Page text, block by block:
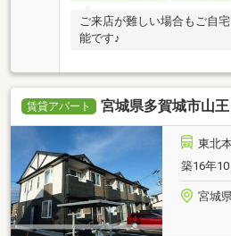
ご来店が難しい場合もご自
能です♪
賃貸アパート 宮城県多賀城市山
東北
築16年
宮城